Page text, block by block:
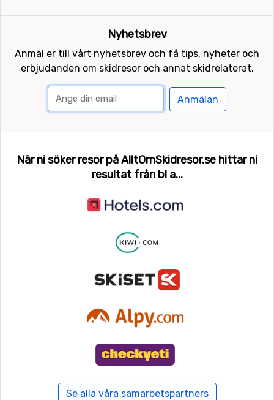
Nyhetsbrev
Anmäl er till vårt nyhetsbrev och få tips, nyheter och
erbjudanden om skidresor och annat skidrelaterat.
Anmälan
När ni söker resor på AlltOmSkidresor.se hittar ni
resultat från bl a...
Se alla våra samarbetspartners